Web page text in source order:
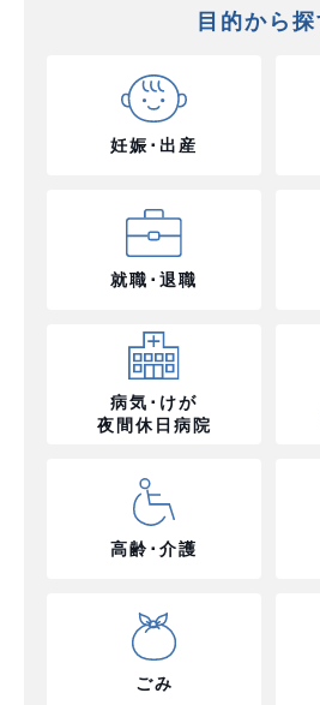
目的から探
妊娠･出産
就職･退職
病気･けが
夜間休日病院
高齢･介護
ごみ